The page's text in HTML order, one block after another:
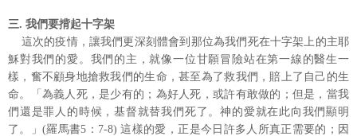
三. 我們要揹起十字架
這次的疫情，讓我們更深刻體會到那位為我們死在十字架上的主耶
穌對我們的愛。我們的主，就像一位甘願冒險站在第一線的醫生一
樣，奮不顧身地搶救我們的生命，甚至為了救我們，賠上了自己的生
命。「為義人死，是少有的；為好人死，或許有敢做的；但是，當我
們還是罪人的時候，基督就替我們死了。神的愛就在此向我們顯明
了。」(羅馬書5：7-8) 這樣的愛，正是今日許多人所真正需要的；因